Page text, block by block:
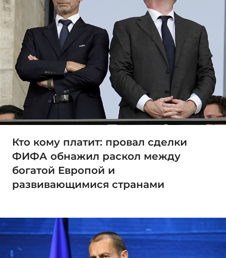
Кто кому платит: провал сделки
ФИФА обнажил раскол между
богатой Европой и
развивающимися странами